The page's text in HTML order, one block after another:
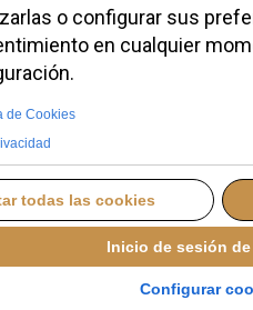
“más
VIERNES, 15 MAYO 2026 17:30